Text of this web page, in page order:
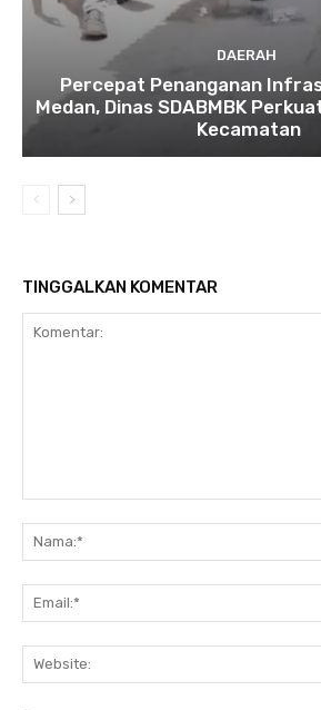
DAERAH
Percepat Penanganan
Medan, Dinas SDABMBK
Kecamatan
TINGGALKAN KOMENTAR